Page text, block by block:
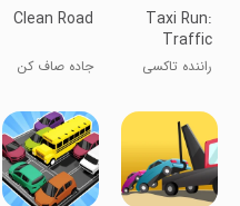
Taxi Run:
Traffic
Driver
راننده تاکسی
Clean Road
جاده صاف کن